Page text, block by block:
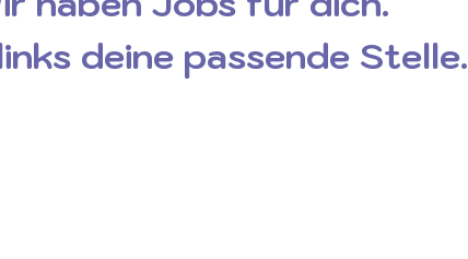
deine passende Stelle.